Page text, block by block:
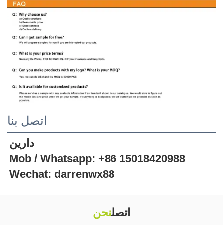
اتصل بنا
دارين
Mob / Whatsapp: +86 15018420988
Wechat: darrenwx88
اتصلنحن